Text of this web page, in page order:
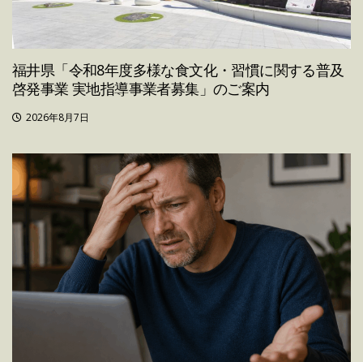
福井県「令和8年度多様な食文化・習慣に関する普及
啓発事業 実地指導事業者募集」のご案内
2026年8月7日